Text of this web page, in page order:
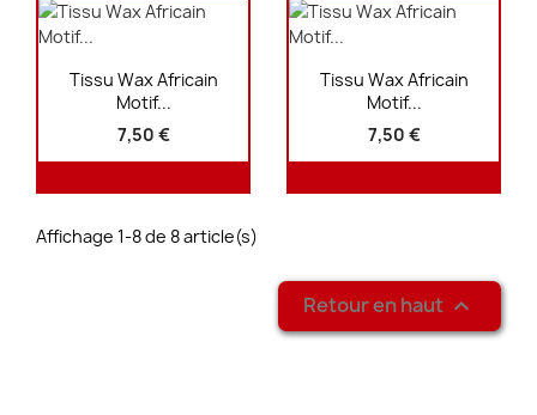
Aperçu rapide
Tissu Wax Africain
Motif...
7,50 €
Aperçu rapide
Tissu Wax Africain
Motif...
7,50 €
Affichage 1-8 de 8 article(s)
Retour en haut 